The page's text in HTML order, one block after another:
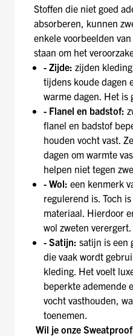
Stoffen die niet goed
absorberen, kunnen
enkele voorbeelden
staan om het
- Zijde: zijden
tijdens koude dagen
warme dagen. Het is
- Flanel en badstof:
flanel en badstof
houden vocht vast.
dagen om warmte
helpen niet tegen
- Wol: een kenmerk
regulerend is. Toch
materiaal. Hierdoor
wol zweten verergert.
- Satijn: satijn is een
die vaak wordt
kleding. Het voelt
beperkte ademende
vocht vasthouden,
toenemen.
Wil je onze